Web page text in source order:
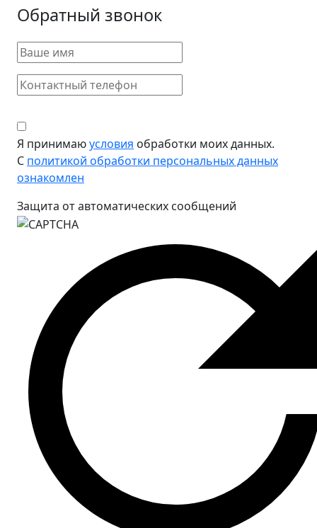
Обратный звонок
Я принимаюусловия обработки моих данных.
С политикой обработки персональных данных
ознакомлен
Защита от автоматических сообщений